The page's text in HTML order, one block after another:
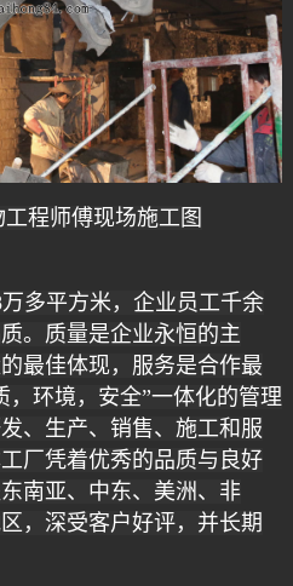
程师傅现场施工图
多平方米，企业员工千余
。质量是企业永恒的主
最佳体现，服务是合作最
，环境，安全”一体化的管理
、生产、销售、施工和服
厂凭着优秀的品质与良好
南亚、中东、美洲、非
，深受客户好评，并长期